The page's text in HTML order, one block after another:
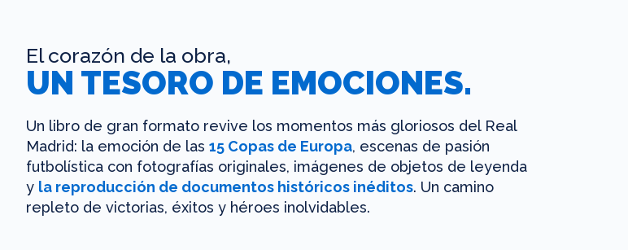
El corazón de la obra,
UN TESORO DE EMOCIONES.
Un libro de gran formato revive los momentos más gloriosos del Real
Madrid: la emoción de las 15 Copas de Europa, escenas de pasión
futbolística con fotografías originales, imágenes de objetos de leyenda
y la reproducción de documentos históricos inéditos. Un camino
repleto de victorias, éxitos y héroes inolvidables.